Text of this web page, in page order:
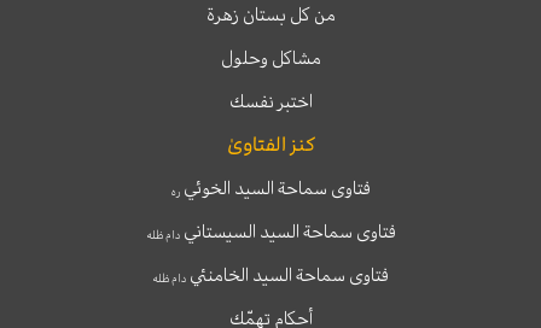
من كل بستان زهرة
مشاكل وحلول
اختبر نفسك
كنز الفتاوىٰ
فتاوى سماحة السيد الخوئيره
فتاوى سماحة السيد السيستانيدام ظله
فتاوى سماحة السيد الخامنئي دام ظله
أحكام تهمّك